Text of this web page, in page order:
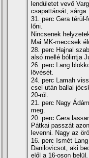
lendületet vevő
csapattársát, sárga.
31. perc Gera térül-
lőni.
Nincsenek
Mai MK-meccsek
28. perc Hajnal
alsó mellé bólintja
26. perc Lang
lövését.
24. perc Lamah
csel után ballal
20-ról.
21. perc Nagy
meg.
20. perc Gera
Pátkai passzát
levenni. Nagy az
16. perc Ismét
Danilovicsot, aki
elől a 16-oson